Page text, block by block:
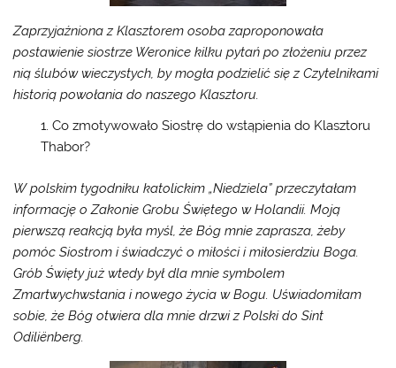
Zaprzyjaźniona z Klasztorem osoba zaproponowała
postawienie siostrze Weronice kilku pytań po złożeniu przez
nią ślubów wieczystych, by mogła podzielić się z Czytelnikami
historią powołania do naszego Klasztoru.
Co zmotywowało Siostrę do wstąpienia do Klasztoru
Thabor?
W polskim tygodniku katolickim „Niedziela” przeczytałam
informację o Zakonie Grobu Świętego w Holandii. Moją
pierwszą reakcją była myśl, że Bóg mnie zaprasza, żeby
pomóc Siostrom i świadczyć o miłości i miłosierdziu Boga.
Grób Święty już wtedy był dla mnie symbolem
Zmartwychwstania i nowego życia w Bogu. Uświadomiłam
sobie, że Bóg otwiera dla mnie drzwi z Polski do Sint
Odiliënberg.